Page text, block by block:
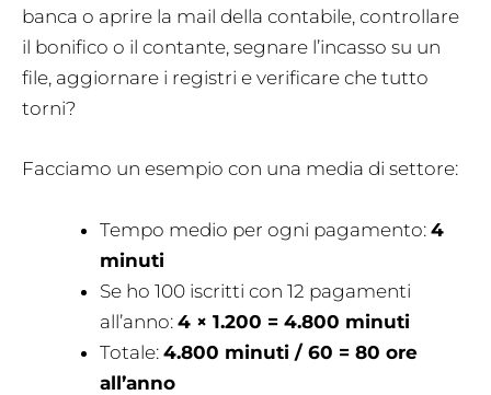
banca o aprire la mail della contabile, controllare
il bonifico o il contante, segnare l’incasso su un
file, aggiornare i registri e verificare che tutto
torni?
Facciamo un esempio con una media di settore:
Tempo medio per ogni pagamento: 4
minuti
Se ho 100 iscritti con 12 pagamenti
all’anno: 4 × 1.200 = 4.800 minuti
Totale: 4.800 minuti / 60 = 80 ore
all’anno